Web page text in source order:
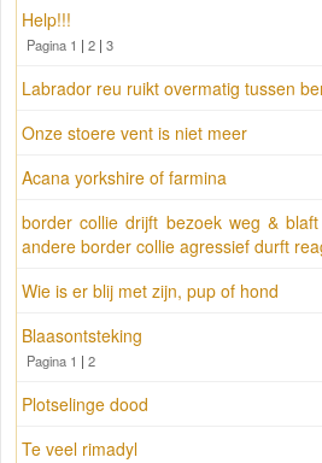
Help!!!
Pagina 1 | 2 | 3
Labrador reu ruikt overmatig tussen
Onze stoere vent is niet meer
Acana yorkshire of farmina
border collie drijft bezoek weg &
andere border collie agressief durft
Wie is er blij met zijn, pup of hond
Blaasontsteking
Pagina 1 | 2
Plotselinge dood
Te veel rimadyl